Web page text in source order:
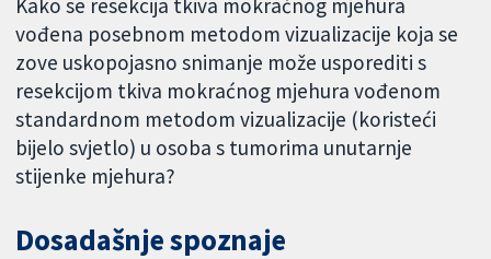
Kako se resekcija tkiva mokraćnog mjehura
vođena posebnom metodom vizualizacije koja se
zove uskopojasno snimanje može usporediti s
resekcijom tkiva mokraćnog mjehura vođenom
standardnom metodom vizualizacije (koristeći
bijelo svjetlo) u osoba s tumorima unutarnje
stijenke mjehura?
Dosadašnje spoznaje